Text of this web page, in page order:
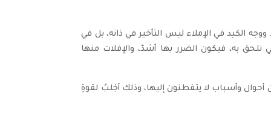
الكيد في الإملاء ليس التأخير في ذاته، بل في
به، فيكون الضرر بها أشدّ، والإفلات منها
وأسباب لا يتفطنون إليها، وذلك أجْلبُ لقوةِ